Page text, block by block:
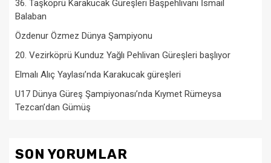
36. Taşköprü Karakucak Güreşleri Başpehlivanı İsmail
Balaban
Özdenur Özmez Dünya Şampiyonu
20. Vezirköprü Kunduz Yağlı Pehlivan Güreşleri başlıyor
Elmalı Alıç Yaylası’nda Karakucak güreşleri
U17 Dünya Güreş Şampiyonası’nda Kıymet Rümeysa
Tezcan’dan Gümüş
SON YORUMLAR